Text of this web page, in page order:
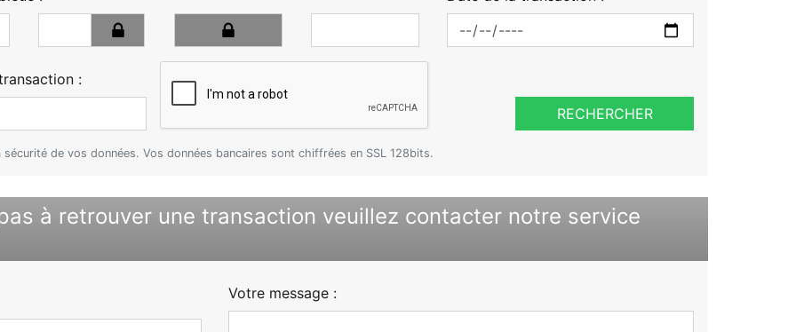
:
RECHERCHER
de vos données. Vos données bancaires sont chiffrées en SSL 128bits.
à retrouver une transaction veuillez contacter notre service
Votre message :